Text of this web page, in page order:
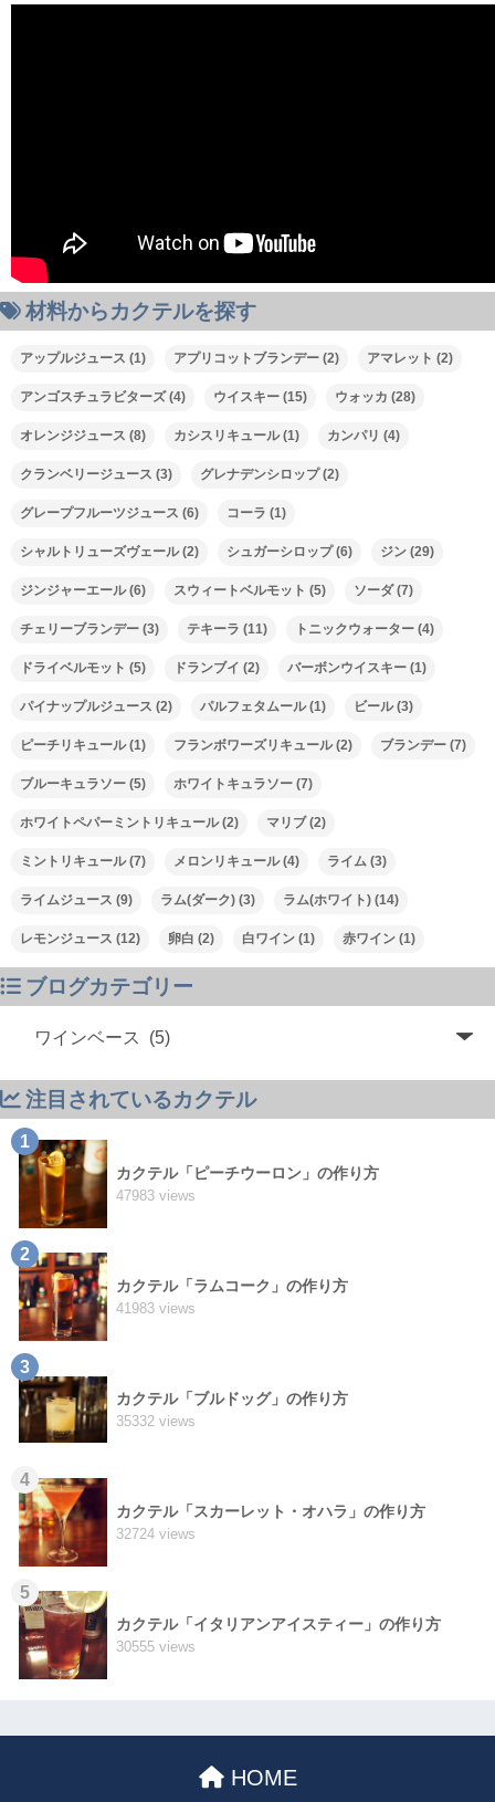
00:00
02:30
材料からカクテルを探す
アップルジュース (1) アプリコットブランデー (2) アマレット (2)
アンゴスチュラビターズ(4) ウイスキー (15) ウォッカ (28)
オレンジジュース (8) カシスリキュール(1) カンパリ (4)
クランベリージュース (3) グレナデンシロップ(2)
グレープフルーツジュース (6) コーラ (1)
シャルトリューズヴェール(2) シュガーシロップ(6) ジン (29)
ジンジャーエール(6) スウィートベルモット (5) ソーダ(7)
チェリーブランデー (3) テキーラ (11) トニックウォーター (4)
ドライベルモット (5) ドランブイ (2) バーボンウイスキー (1)
パイナップルジュース (2) パルフェタムール(1) ビール(3)
ピーチリキュール(1) フランボワーズリキュール(2) ブランデー (7)
ブルーキュラソー (5) ホワイトキュラソー (7)
ホワイトペパーミントリキュール(2) マリブ(2)
ミントリキュール(7) メロンリキュール(4) ライム (3)
ライムジュース (9) ラム(ダーク) (3) ラム(ホワイト) (14)
レモンジュース (12) 卵白 (2) 白ワイン (1) 赤ワイン (1)
ブログカテゴリー
注目されているカクテル
1
カクテル「ピーチウーロン」の作り方
47983 views
2
カクテル「ラムコーク」の作り方
41983 views
3
カクテル「ブルドッグ」の作り方
35332 views
4
カクテル「スカーレット・オハラ」の作り方
32724 views
5
カクテル「イタリアンアイスティー」の作り方
30555 views
HOME